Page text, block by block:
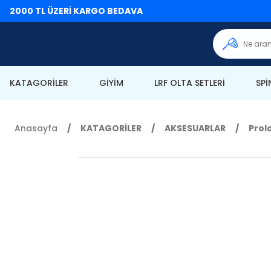
2000 TL ÜZERİ KARGO BEDAVA
KATAGORİLER GİYİM LRF OLTA SETLERİ
Anasayfa KATAGORİLER AKSESUARLAR